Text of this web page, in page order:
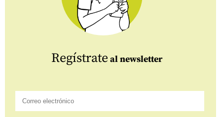
Regístrate al newsletter